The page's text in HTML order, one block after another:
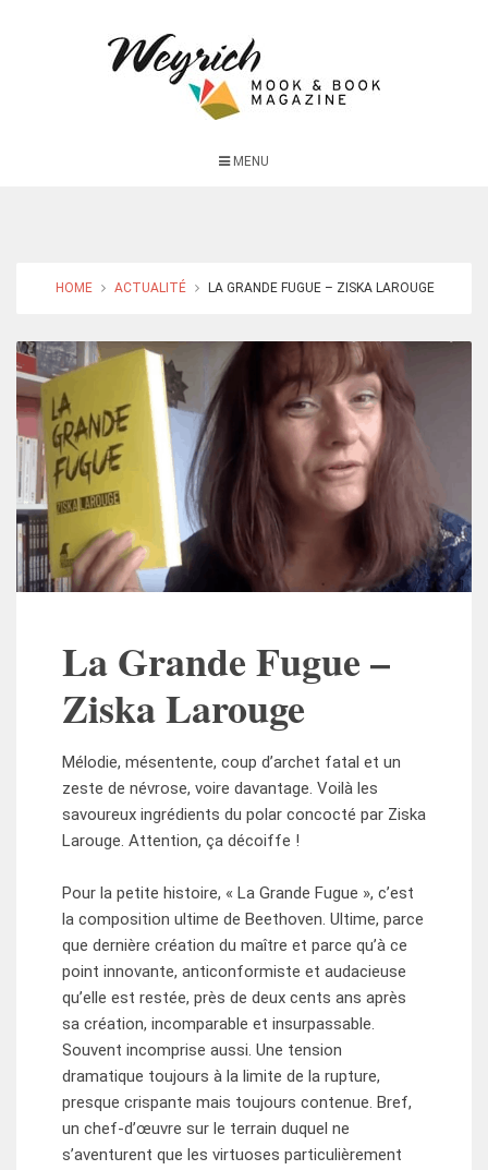
MENU
HOME ACTUALITÉ LA GRANDE FUGUE – ZISKA LAROUGE
La Grande Fugue –
Ziska Larouge
Mélodie, mésentente, coup d’archet fatal et un
zeste de névrose, voire davantage. Voilà les
savoureux ingrédients du polar concocté par Ziska
Larouge. Attention, ça décoiffe !
Pour la petite histoire, « La Grande Fugue », c’est
la composition ultime de Beethoven. Ultime, parce
que dernière création du maître et parce qu’à ce
point innovante, anticonformiste et audacieuse
qu’elle est restée, près de deux cents ans après
sa création, incomparable et insurpassable.
Souvent incomprise aussi. Une tension
dramatique toujours à la limite de la rupture,
presque crispante mais toujours contenue. Bref,
un chef-d’œuvre sur le terrain duquel ne
s’aventurent que les virtuoses particulièrement